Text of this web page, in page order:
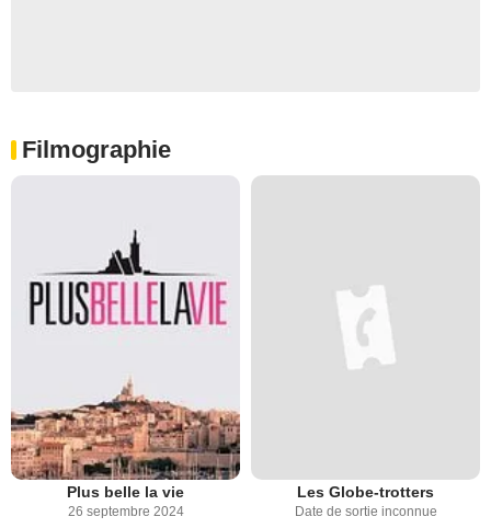
Filmographie
Plus belle la vie
26 septembre 2024
Les Globe-trotters
Date de sortie inconnue